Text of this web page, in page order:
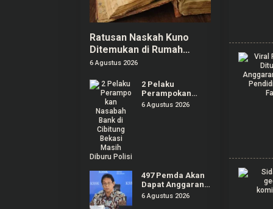
Ratusan Naskah Kuno
Ditemukan di Rumah
Kosong Wilayah Boyolali
6 Agustus 2026
2 Pelaku
Perampokan
Nasabah Bank di
6 Agustus 2026
497 Pemda Akan
Dapat Anggaran
Rp20,5 T untuk
6 Agustus 2026